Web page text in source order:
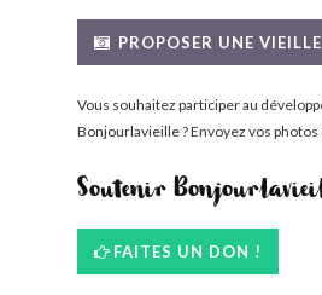
PROPOSER UNE
Vous souhaitez participer au
Bonjourlavieille ? Envoyez vos photos
Soutenir
FAITES UN DON !